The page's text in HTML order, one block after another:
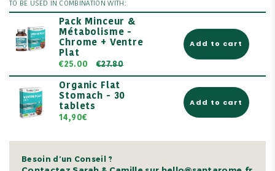
TO BE USED IN COMBINATION WITH:
Pack Minceur &
Métabolisme -
Chrome + Ventre
Plat
€25.00 €27.80
Add to cart
Organic Flat
Stomach - 30
tablets
14,90€
Add to cart
Besoin d’un Conseil ?